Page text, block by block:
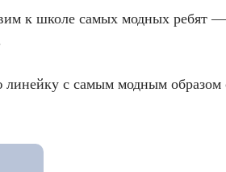
к школе самых модных ребят
с самым модным образом